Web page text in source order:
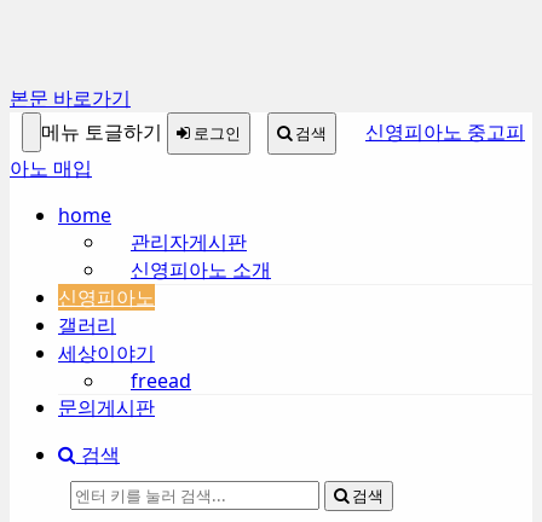
본문 바로가기
메뉴 토글하기
로그인 검색
신영피아노 중고피
아노 매입
home
관리자게시판
신영피아노 소개
신영피아노
갤러리
세상이야기
freead
문의게시판
검색
검색